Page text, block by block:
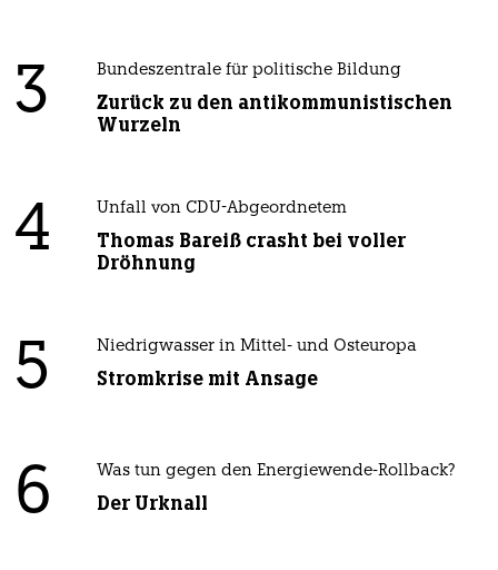
3 Bundeszentrale für politische Bildung
Zurück zu den antikommunistischen
Wurzeln
4 Unfall von CDU-Abgeordnetem
Thomas Bareiß crasht bei voller
Dröhnung
5 Niedrigwasser in Mittel- und Osteuropa
Stromkrise mit Ansage
6 Was tun gegen den Energiewende-Rollback?
Der Urknall